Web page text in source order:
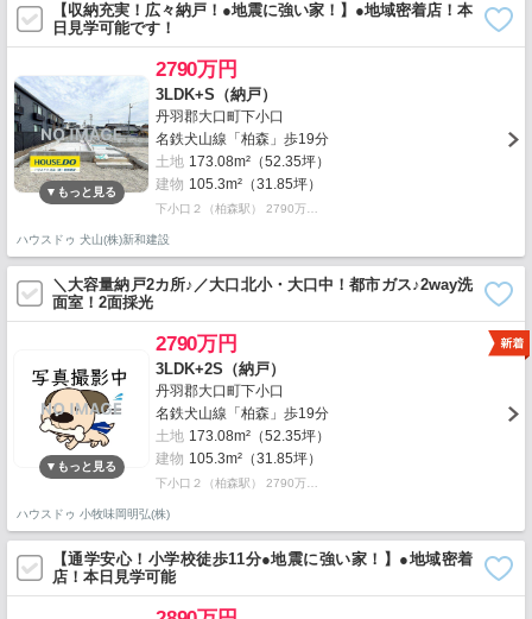
【収納充実！広々納戸！●地震に強い家！】●地域密着店！本
日見学可能です！
2790万円
3LDK+S（納戸）
丹羽郡大口町下小口
名鉄犬山線「柏森」歩19分
土地 173.08m²（52.35坪）
建物 105.3m²（31.85坪）
下小口２（柏森駅） 2790万…
ハウスドゥ 犬山(株)新和建設
＼大容量納戸2カ所♪／大口北小・大口中！都市ガス♪2way洗
面室！2面採光
2790万円
3LDK+2S（納戸）
丹羽郡大口町下小口
名鉄犬山線「柏森」歩19分
土地 173.08m²（52.35坪）
建物 105.3m²（31.85坪）
下小口２（柏森駅） 2790万…
ハウスドゥ 小牧味岡明弘(株)
【通学安心！小学校徒歩11分●地震に強い家！】●地域密着
店！本日見学可能